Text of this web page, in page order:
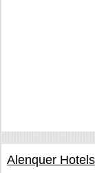
Alenquer Hotels